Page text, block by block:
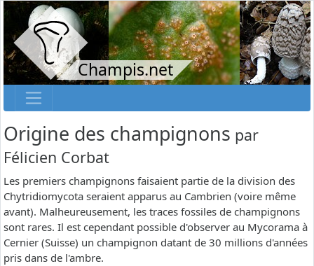
Champis.net
Origine des champignons par
Félicien Corbat
Les premiers champignons faisaient partie de la division des
Chytridiomycota seraient apparus au Cambrien (voire même
avant). Malheureusement, les traces fossiles de champignons
sont rares. Il est cependant possible d'observer au Mycorama à
Cernier (Suisse) un champignon datant de 30 millions d'années
pris dans de l'ambre.